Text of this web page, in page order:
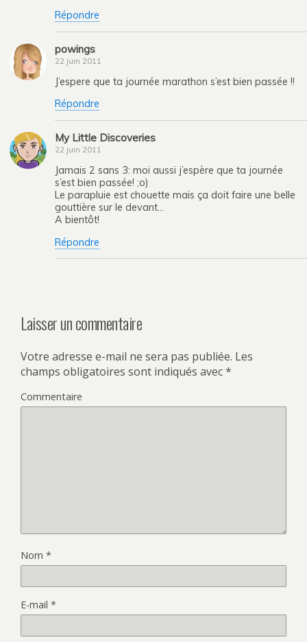
Répondre
powings
22 juin 2011
J’espere que ta journée marathon s’est bien passée !!
Répondre
My Little Discoveries
22 juin 2011
Jamais 2 sans 3: moi aussi j’espère que ta journée
s’est bien passée! ;o)
Le parapluie est chouette mais ça doit faire une belle
gouttière sur le devant…
A bientôt!
Répondre
Laisser un commentaire
Votre adresse e-mail ne sera pas publiée. Les
champs obligatoires sont indiqués avec*
Commentaire
Nom *
E-mail *